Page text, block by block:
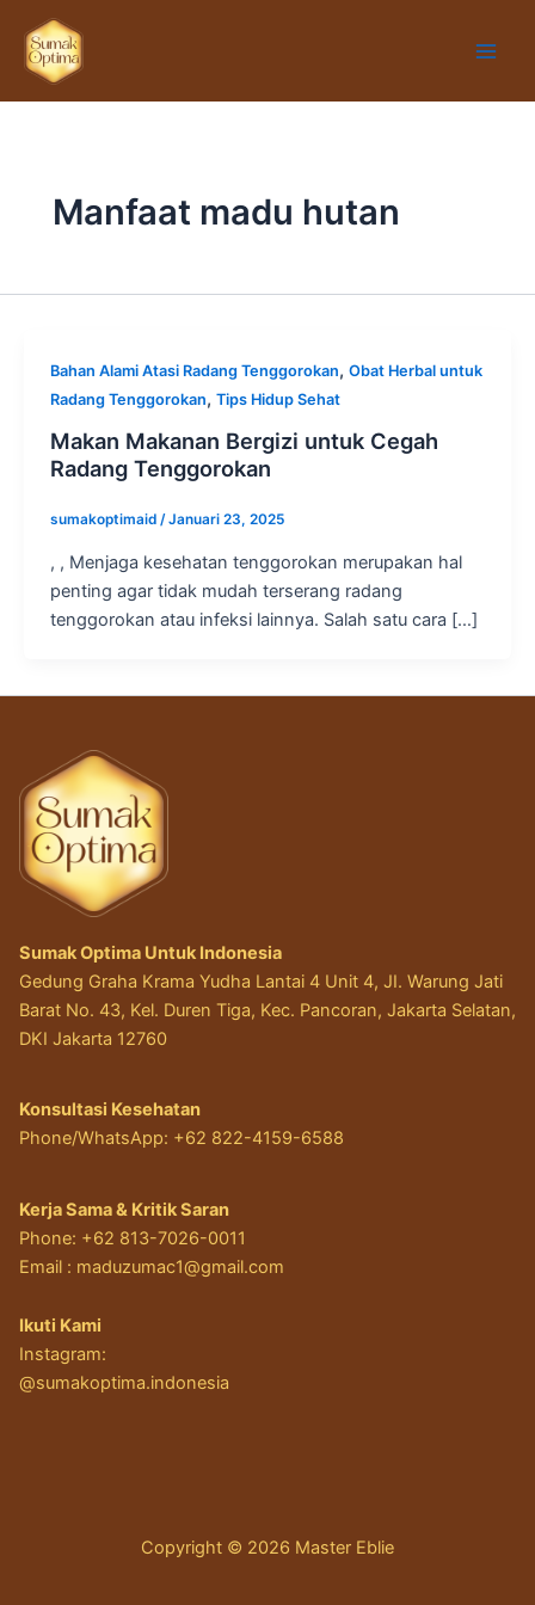
konten
Manfaat madu hutan
Bahan Alami Atasi Radang Tenggorokan, Obat Herbal untuk
Radang Tenggorokan, Tips Hidup Sehat
Makan Makanan Bergizi untuk Cegah
Radang Tenggorokan
sumakoptimaid /Januari 23, 2025
, , Menjaga kesehatan tenggorokan merupakan hal
penting agar tidak mudah terserang radang
tenggorokan atau infeksi lainnya. Salah satu cara […]
Sumak Optima Untuk Indonesia
Gedung Graha Krama Yudha Lantai 4 Unit 4, JI. Warung Jati
Barat No. 43, Kel. Duren Tiga, Kec. Pancoran, Jakarta Selatan,
DKI Jakarta 12760
Konsultasi Kesehatan
Phone/WhatsApp: +62 822-4159-6588
Kerja Sama & Kritik Saran
Phone: +62 813-7026-0011
Email : maduzumac1@gmail.com
Ikuti Kami
Instagram:
@sumakoptima.indonesia
Copyright © 2026 Master Eblie